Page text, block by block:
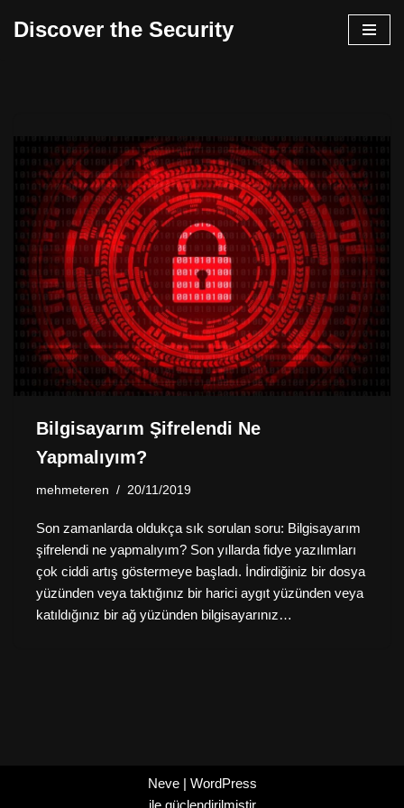
Discover the Security
Bilgisayarım Şifrelendi Ne
Yapmalıyım?
mehmeteren 20/11/2019
Son zamanlarda oldukça sık sorulan soru: Bilgisayarım
şifrelendi ne yapmalıyım? Son yıllarda fidye yazılımları
çok ciddi artış göstermeye başladı. İndirdiğiniz bir dosya
yüzünden veya taktığınız bir harici aygıt yüzünden veya
katıldığınız bir ağ yüzünden bilgisayarınız…
Neve| WordPress
ile güçlendirilmiştir